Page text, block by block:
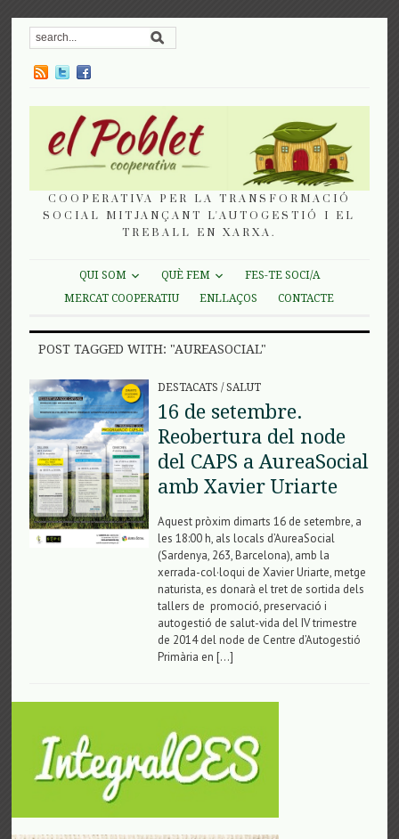
COOPERATIVA PER LA TRANSFORMACIÓ
SOCIAL MITJANÇANT L'AUTOGESTIÓ I EL
TREBALL EN XARXA.
QUI SOM QUÈ FEM
FES-TE SOCI/A
MERCAT COOPERATIU
ENLLAÇOS CONTACTE
POST TAGGED WITH: "AUREASOCIAL"
DESTACATS /SALUT
16 de setembre.
Reobertura del node
del CAPS a AureaSocial
amb Xavier Uriarte
Aquest pròxim dimarts 16 de setembre, a
les 18:00 h, als locals d’AureaSocial
(Sardenya, 263, Barcelona), amb la
xerrada-col·loqui de Xavier Uriarte, metge
naturista, es donarà el tret de sortida dels
tallers de promoció, preservació i
autogestió de salut-vida del IV trimestre
de 2014 del node de Centre d’Autogestió
Primària en […]